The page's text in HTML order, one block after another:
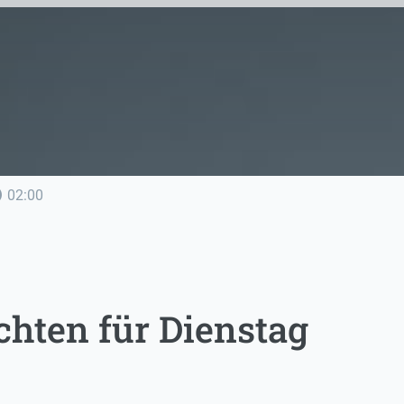
02:00
für Dienstag